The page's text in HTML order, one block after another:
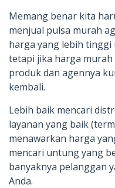
Memang benar kita
menjual pulsa murah
harga yang lebih
tetapi jika harga
produk dan agennya
kembali.
Lebih baik mencari
layanan yang baik
menawarkan harga
mencari untung yang
banyaknya pelanggan
Anda.